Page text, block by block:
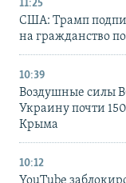
11:25
США: Трамп
на гражданство
10:39
Воздушные силы
Украину почти
Крыма
10:12